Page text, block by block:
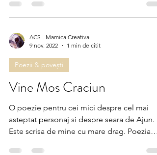
Un copil ii scrie Mosului sa il treaca, daca
este...
ACS - Mamica Creativa
9 nov. 2022
Poezii & povești
Vine Mos Craciun
O poezie pentru cei mici despre cel mai